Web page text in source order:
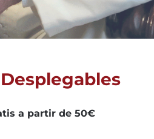
a partir de 50€